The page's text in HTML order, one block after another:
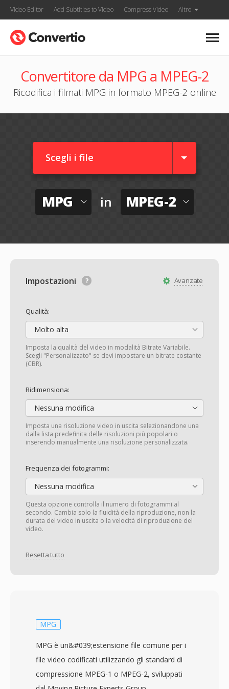
Video Editor Add Subtitles to Video Compress Video Altro
Convertitore da MPG a MPEG-2
Ricodifica i filmati MPG in formato MPEG-2 online
Scegli i file
MPG in MPEG-2
Avanzate
Impostazioni
Qualità:
Molto alta
Imposta la qualità del video in modalità Bitrate Variabile.
Scegli "Personalizzato" se devi impostare un bitrate costante
(CBR).
Ridimensiona:
Nessuna modifica
Imposta una risoluzione video in uscita selezionandone una
dalla lista predefinita delle risoluzioni più popolari o
inserendo manualmente una risoluzione personalizzata.
Frequenza dei fotogrammi:
Nessuna modifica
Questa opzione controlla il numero di fotogrammi al
secondo. Cambia solo la fluidità della riproduzione, non la
durata del video in uscita o la velocità di riproduzione del
video.
Resetta tutto
MPG
MPG è un&#039;estensione file comune per i
file video codificati utilizzando gli standard di
compressione MPEG-1 o MPEG-2, sviluppati